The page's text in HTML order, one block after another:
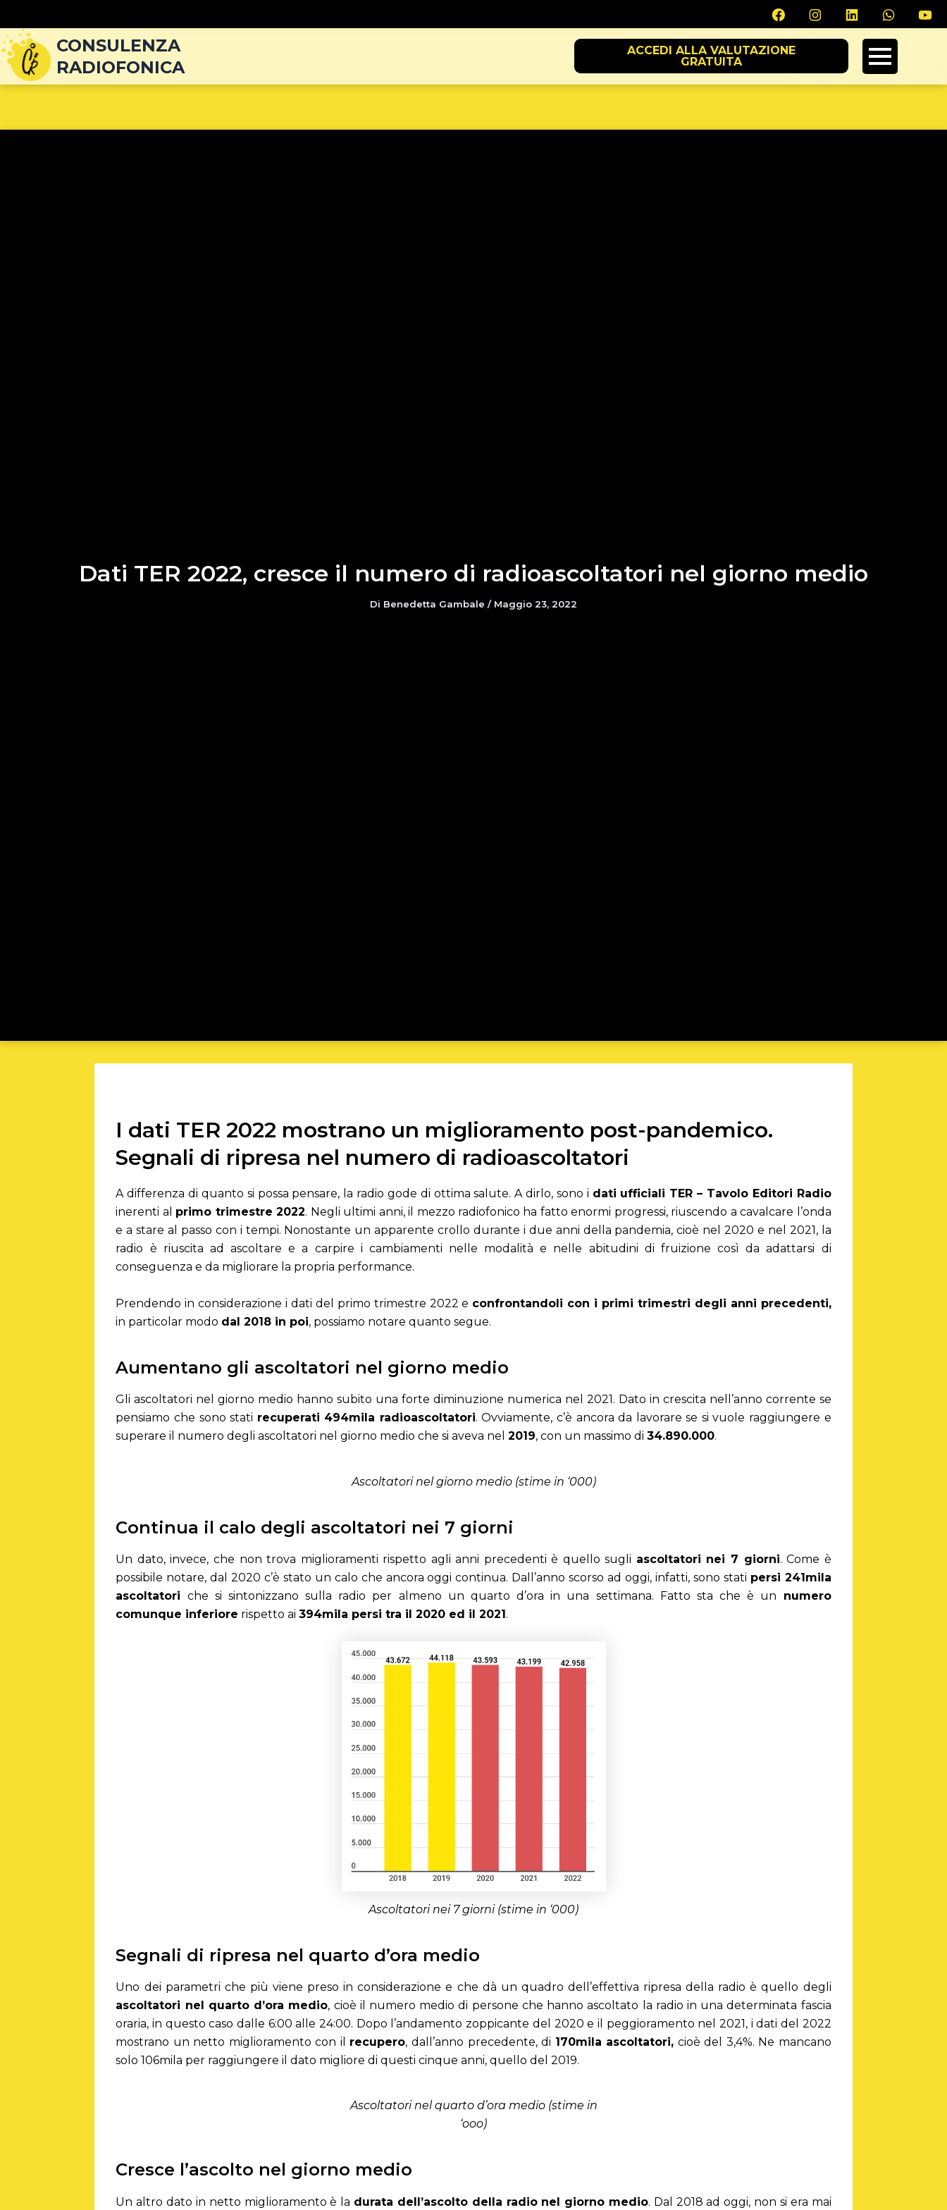
CONSULENZA
RADIOFONICA
ACCEDI ALLA VALUTAZIONE
GRATUITA
Dati TER 2022, cresce il numero di radioascoltatori nel giorno medio
Di Benedetta Gambale / Maggio 23, 2022
I dati TER 2022 mostrano un miglioramento post-pandemico.
Segnali di ripresa nel numero di radioascoltatori
A differenza di quanto si possa pensare, la radio gode di ottima salute. A dirlo, sono i dati ufficiali TER – Tavolo Editori Radio
inerenti al primo trimestre 2022. Negli ultimi anni, il mezzo radiofonico ha fatto enormi progressi, riuscendo a cavalcare l’onda
e a stare al passo con i tempi. Nonostante un apparente crollo durante i due anni della pandemia, cioè nel 2020 e nel 2021, la
radio è riuscita ad ascoltare e a carpire i cambiamenti nelle modalità e nelle abitudini di fruizione così da adattarsi di
conseguenza e da migliorare la propria performance.
Prendendo in considerazione i dati del primo trimestre 2022 e confrontandoli con i primi trimestri degli anni precedenti,
in particolar modo dal 2018 in poi, possiamo notare quanto segue.
Aumentano gli ascoltatori nel giorno medio
Gli ascoltatori nel giorno medio hanno subito una forte diminuzione numerica nel 2021. Dato in crescita nell’anno corrente se
pensiamo che sono stati recuperati 494mila radioascoltatori. Ovviamente, c’è ancora da lavorare se si vuole raggiungere e
superare il numero degli ascoltatori nel giorno medio che si aveva nel2019, con un massimo di34.890.000.
Ascoltatori nel giorno medio (stime in ‘000)
Continua il calo degli ascoltatori nei 7 giorni
Un dato, invece, che non trova miglioramenti rispetto agli anni precedenti è quello sugli ascoltatori nei 7 giorni. Come è
possibile notare, dal 2020 c’è stato un calo che ancora oggi continua. Dall’anno scorso ad oggi, infatti, sono stati persi 241mila
ascoltatori che si sintonizzano sulla radio per almeno un quarto d’ora in una settimana. Fatto sta che è un numero
comunque inferiore rispetto ai394mila persi tra il 2020 ed il 2021.
Ascoltatori nei 7 giorni (stime in ‘000)
Segnali di ripresa nel quarto d’ora medio
Uno dei parametri che più viene preso in considerazione e che dà un quadro dell’effettiva ripresa della radio è quello degli
ascoltatori nel quarto d’ora medio, cioè il numero medio di persone che hanno ascoltato la radio in una determinata fascia
oraria, in questo caso dalle 6:00 alle 24:00. Dopo l’andamento zoppicante del 2020 e il peggioramento nel 2021, i dati del 2022
mostrano un netto miglioramento con il recupero, dall’anno precedente, di 170mila ascoltatori, cioè del 3,4%. Ne mancano
solo 106mila per raggiungere il dato migliore di questi cinque anni, quello del 2019.
Ascoltatori nel quarto d’ora medio (stime in
‘ooo)
Cresce l’ascolto nel giorno medio
Un altro dato in netto miglioramento è la durata dell’ascolto della radio nel giorno medio. Dal 2018 ad oggi, non si era mai
articoli